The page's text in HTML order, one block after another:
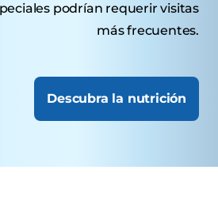
podrían requerir visitas
más frecuentes.
Descubra la nutrición